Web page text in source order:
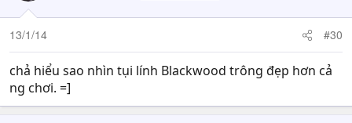
13/1/14 #30
chả hiểu sao nhìn tụi lính Blackwood trông đẹp hơn cả
ng chơi. =]